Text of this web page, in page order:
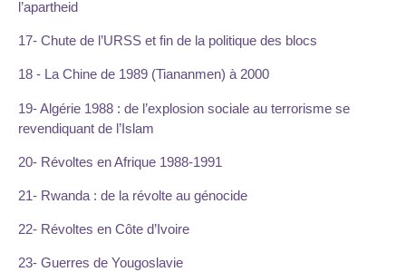
l’apartheid
17- Chute de l’URSS et fin de la politique des blocs
18 - La Chine de 1989 (Tiananmen) à 2000
19- Algérie 1988 : de l’explosion sociale au terrorisme se
revendiquant de l’Islam
20- Révoltes en Afrique 1988-1991
21- Rwanda : de la révolte au génocide
22- Révoltes en Côte d’Ivoire
23- Guerres de Yougoslavie